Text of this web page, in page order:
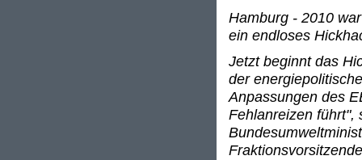
Hamburg - 2010
ein endloses
Jetzt beginnt das
der
Anpassungen des
Fehlanreizen führt",